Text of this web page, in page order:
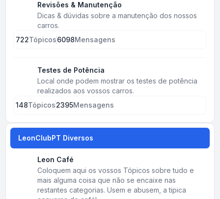
Revisões & Manutenção
Dicas & dúvidas sobre a manutenção dos nossos
carros.
722Tópicos6098Mensagens
Testes de Potência
Local onde podem mostrar os testes de potência
realizados aos vossos carros.
148Tópicos2395Mensagens
LeonClubPT Diversos
Leon Café
Coloquem aqui os vossos Tópicos sobre tudo e
mais alguma coisa que não se encaixe nas
restantes categorias. Usem e abusem, a tipica